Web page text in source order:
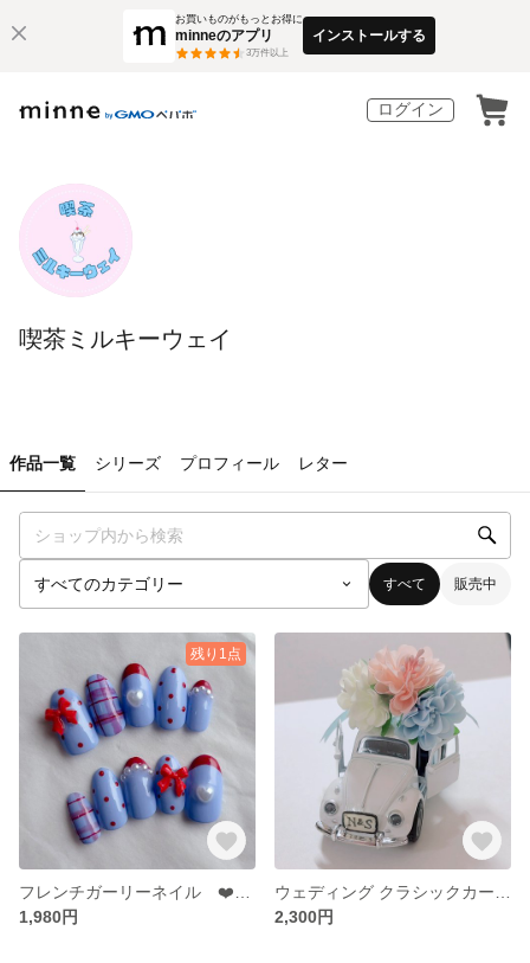
お買いものがもっとお得に
minneのアプリ
3万件以上
インストールする
ログイン
喫茶ミルキーウェイ
作品一覧 シリーズ プロフィール レター
すべて 販売中
残り1点
1,980円
2,300円